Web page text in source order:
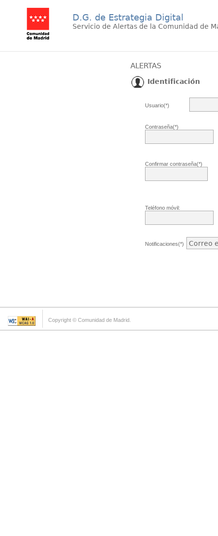
D.G. de Estrategia Digital
Servicio de Alertas de la Comunidad de
ALERTAS
Identificación
Usuario(*)
Contraseña(*)
Confirmar contraseña(*)
Teléfono móvil:
Notificaciones(*)
Copyright © Comunidad de Madrid.